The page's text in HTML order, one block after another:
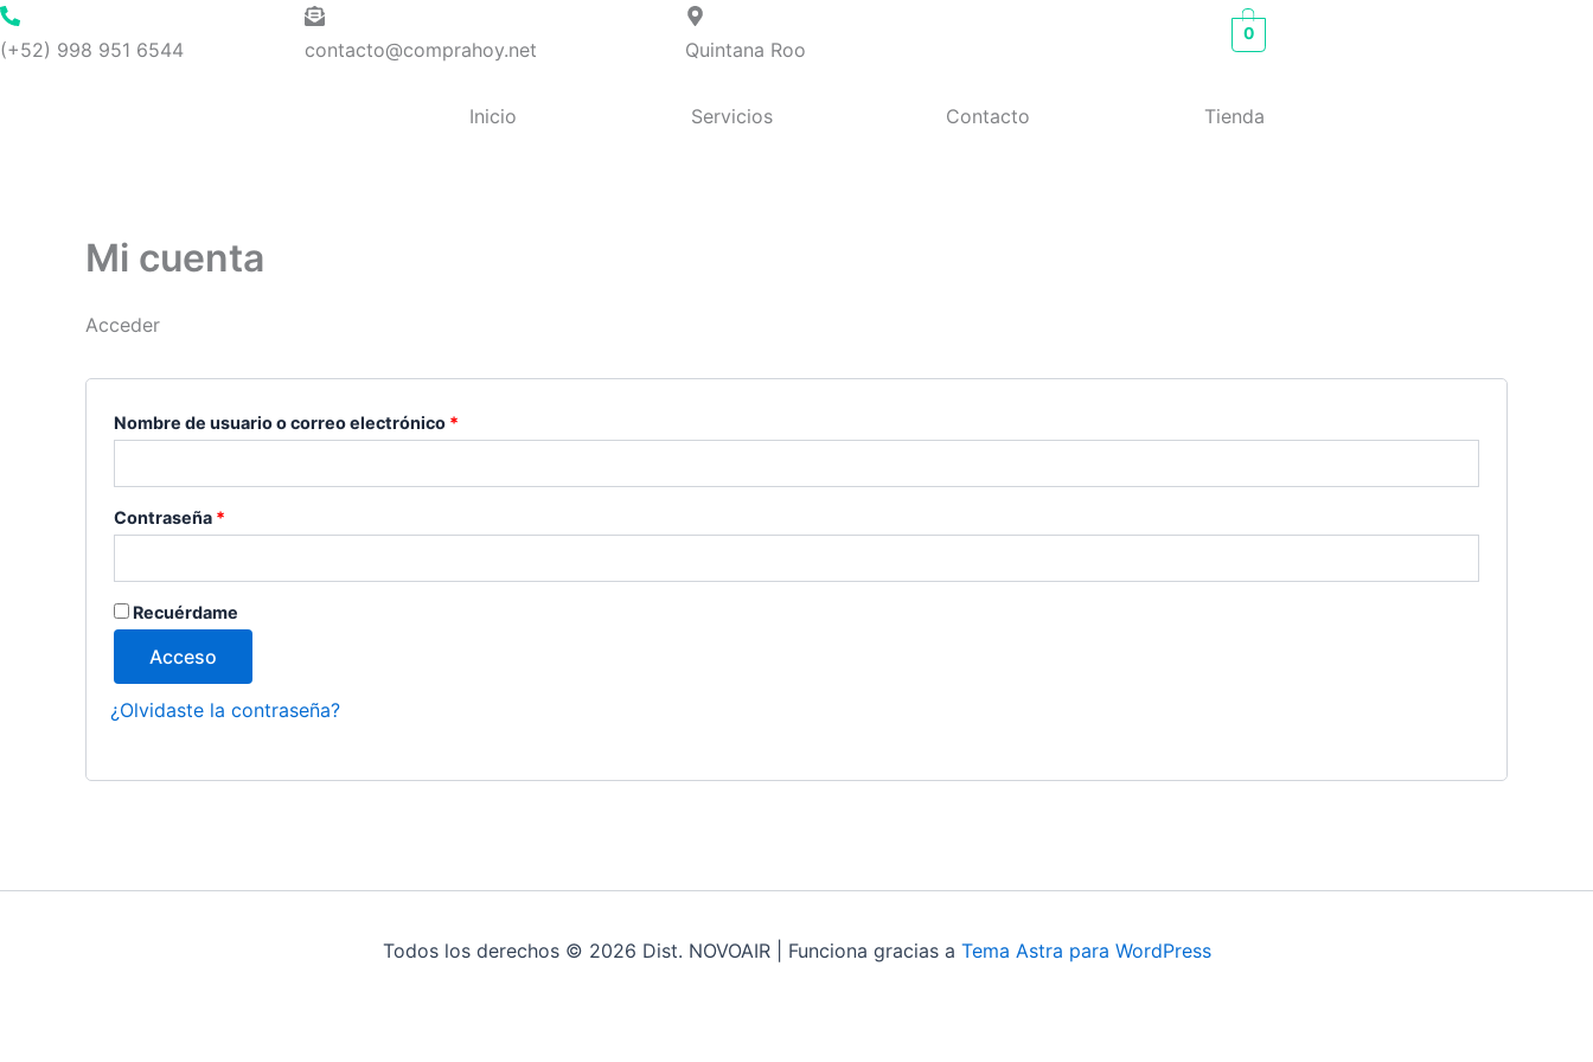
Ir
al
(+52) 998 951 6544 contacto@comprahoy.net Quintana Roo
0
Inicio Servicios Contacto Tienda
Mi cuenta
Acceder
Nombre de usuario o correo electrónico *
Contraseña *
Obligatorio
Recuérdame
Acceso
¿Olvidaste la contraseña?
Todos los derechos © 2026 Dist. NOVOAIR | Funciona gracias a Tema Astra para WordPress